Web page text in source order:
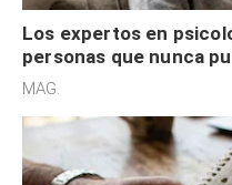
Los expertos en
personas que nunca
redes sociales no
MAG.